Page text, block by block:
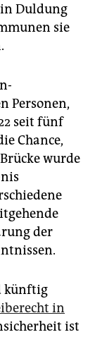
in Duldung
sie
Personen,
seit fünf
Chance,
wurde
der
künftig
in
ist